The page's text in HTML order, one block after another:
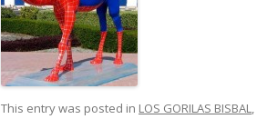
This entry was posted in LOS GORILAS BISBAL,